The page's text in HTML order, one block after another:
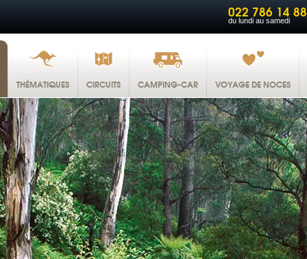
022 786 14 88
du lundi au samedi
THÉMATIQUES CIRCUITS CAMPING-CAR VOYAGE DE NOCES